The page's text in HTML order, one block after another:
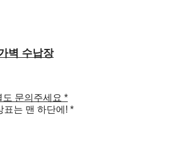
벽 수납장
도 문의주세요 *
표는 맨 하단에! *